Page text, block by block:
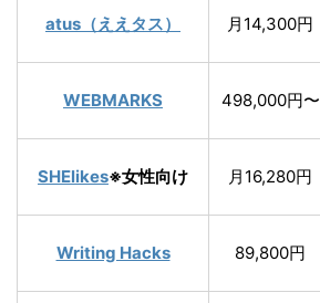
atus（ええタス） 月14,300円
WEBMARKS 498,000円〜
SHElikes※女性向け 月16,280円
Writing Hacks 89,800円